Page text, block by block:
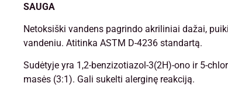
SAUGA
Netoksiški vandens pagrindo akriliniai dažai,
vandeniu. Atitinka ASTM D-4236 standartą.
Sudėtyje yra 1,2-benzizotiazol-3(2H)-ono ir 5-
masės (3:1). Gali sukelti alerginę reakciją.